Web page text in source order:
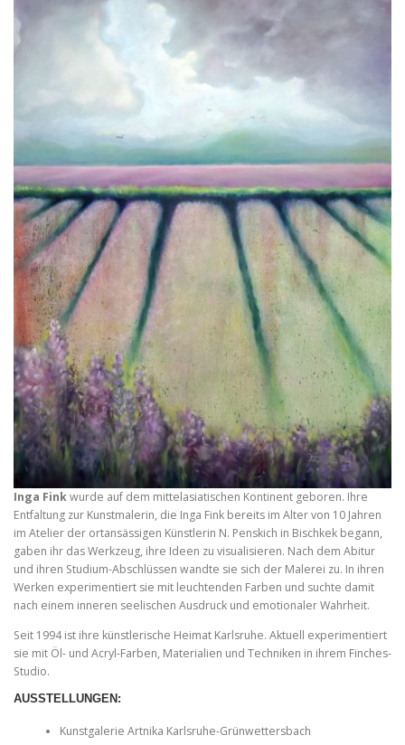
Inga Finkwurde auf dem mittelasiatischen Kontinent geboren. Ihre
Entfaltung zur Kunstmalerin, die Inga Fink bereits im Alter von 10 Jahren
im Atelier der ortansässigen Künstlerin N. Penskich in Bischkek begann,
gaben ihr das Werkzeug, ihre Ideen zu visualisieren. Nach dem Abitur
und ihren Studium-Abschlüssen wandte sie sich der Malerei zu. In ihren
Werken experimentiert sie mit leuchtenden Farben und suchte damit
nach einem inneren seelischen Ausdruck und emotionaler Wahrheit.
Seit 1994 ist ihre künstlerische Heimat Karlsruhe. Aktuell experimentiert
sie mit Öl- und Acryl-Farben, Materialien und Techniken in ihrem Finches-
Studio.
AUSSTELLUNGEN :
Kunstgalerie Artnika Karlsruhe-Grünwettersbach